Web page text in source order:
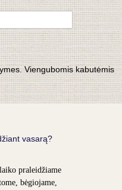
Viengubomis kabutėmis
vasarą?
praleidžiame
bėgiojame,